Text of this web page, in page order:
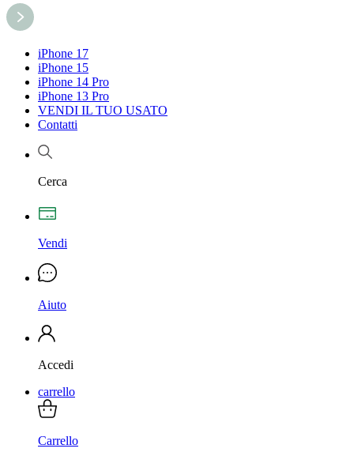
iPhone 17
iPhone 15
iPhone 14 Pro
iPhone 13 Pro
VENDI IL TUO USATO
Contatti
Cerca
Vendi
Aiuto
Accedi
carrello
Carrello